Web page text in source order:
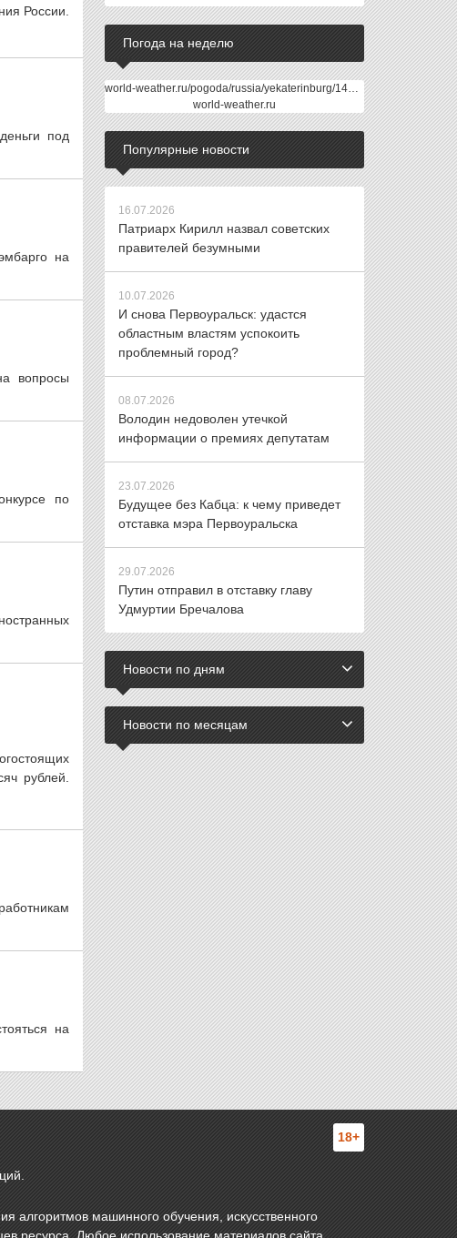
России.
под
на
вопросы
по
рублей.
на
Погода на неделю
world-weather.ru/pogoda/russia/yekaterinburg/14days/
world-weather.ru
Популярные новости
16.07.2026
Патриарх Кирилл назвал советских
правителей безумными
10.07.2026
И снова Первоуральск: удастся
областным властям успокоить
проблемный город?
08.07.2026
Володин недоволен утечкой
информации о премиях депутатам
23.07.2026
Будущее без Кабца: к чему приведет
отставка мэра Первоуральска
29.07.2026
Путин отправил в отставку главу
Удмуртии Бречалова
Новости по дням
Новости по месяцам
18+
алгоритмов машинного обучения, искусственного